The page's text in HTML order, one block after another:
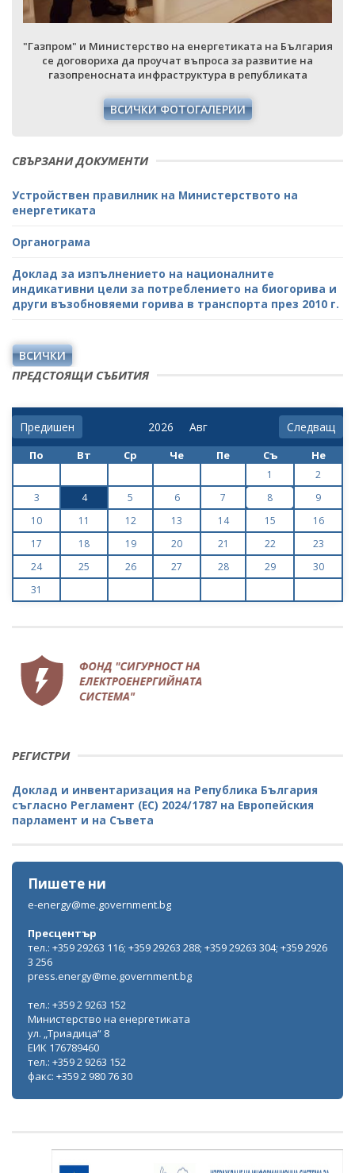
"Газпром" и Министерство на енергетиката на България
се договориха да проучат въпроса за развитие на
газопреносната инфраструктура в републиката
ВСИЧКИ ФОТОГАЛЕРИИ
СВЪРЗАНИ ДОКУМЕНТИ
Устройствен правилник на Министерството на
енергетиката
Органограма
Доклад за изпълнението на националните
индикативни цели за потреблението на биогорива и
други възобновяеми горива в транспорта през 2010 г.
ВСИЧКИ
ПРЕДСТОЯЩИ СЪБИТИЯ
Предишен Следващ
По Вт Ср Че Пе Съ Не
1
2
3
4 5 6 7 8
9
10
11 12 13 14 15
16
17
18 19 20 21 22
23
24
25 26 27 28 29
30
31
РЕГИСТРИ
Доклад и инвентаризация на Република България
съгласно Регламент (ЕС) 2024/1787 на Европейския
парламент и на Съвета
Пишете ни
e-energy@me.government.bg
Пресцентър
тел.: +359 29263 116; +359 29263 288; +359 29263 304; +359 2926
3 256
press.energy@me.government.bg
тел.: +359 2 9263 152
Министерство на енергетиката
ул. „Триадица“ 8
ЕИК 176789460
тел.: +359 2 9263 152
факс: +359 2 980 76 30